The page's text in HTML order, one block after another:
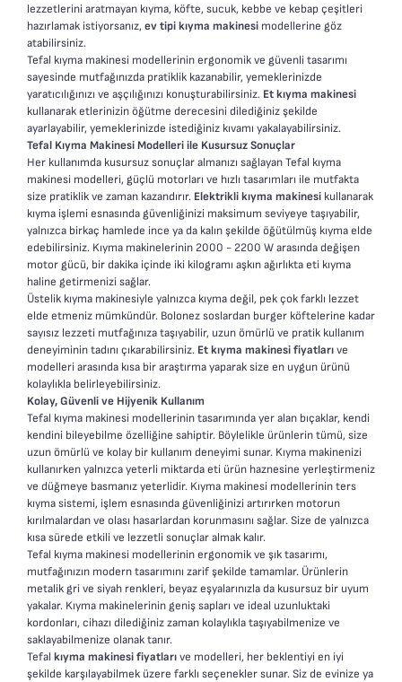
devam ederken motor
kırılmalardan korunur
• İki farklı ızgara ile ince ya
da kalın kıyma
• Kendi kendini bileyen
bıçaklar ile uzun süreli
kıyma kalitesi
• Geniş saplar ile kolay
taşıma ve saklama
• İdeal kordon ve aksesuar
saklama
lezzetlerini aratmayan kıyma, köfte, sucuk, kebbe ve kebap çeşitleri
hazırlamak istiyorsanız, ev tipi kıyma makinesi modellerine göz
atabilirsiniz.
Tefal kıyma makinesi modellerinin ergonomik ve güvenli tasarımı
sayesinde mutfağınızda pratiklik kazanabilir, yemeklerinizde
yaratıcılığınızı ve aşçılığınızı konuşturabilirsiniz. Et kıyma makinesi
kullanarak etlerinizin öğütme derecesini dilediğiniz şekilde
ayarlayabilir, yemeklerinizde istediğiniz kıvamı yakalayabilirsiniz.
Tefal Kıyma Makinesi Modelleri ile Kusursuz Sonuçlar
Her kullanımda kusursuz sonuçlar almanızı sağlayan Tefal kıyma
makinesi modelleri, güçlü motorları ve hızlı tasarımları ile mutfakta
size pratiklik ve zaman kazandırır. Elektrikli kıyma makinesi kullanarak
kıyma işlemi esnasında güvenliğinizi maksimum seviyeye taşıyabilir,
yalnızca birkaç hamlede ince ya da kalın şekilde öğütülmüş kıyma elde
edebilirsiniz. Kıyma makinelerinin 2000 - 2200 W arasında değişen
motor gücü, bir dakika içinde iki kilogramı aşkın ağırlıkta eti kıyma
haline getirmenizi sağlar.
Üstelik kıyma makinesiyle yalnızca kıyma değil, pek çok farklı lezzet
elde etmeniz mümkündür. Bolonez soslardan burger köftelerine kadar
sayısız lezzeti mutfağınıza taşıyabilir, uzun ömürlü ve pratik kullanım
deneyiminin tadını çıkarabilirsiniz. Et kıyma makinesi fiyatlarıve
modelleri arasında kısa bir araştırma yaparak size en uygun ürünü
kolaylıkla belirleyebilirsiniz.
Kolay, Güvenli ve Hijyenik Kullanım
Tefal kıyma makinesi modellerinin tasarımında yer alan bıçaklar, kendi
kendini bileyebilme özelliğine sahiptir. Böylelikle ürünlerin tümü, size
uzun ömürlü ve kolay bir kullanım deneyimi sunar. Kıyma makinenizi
kullanırken yalnızca yeterli miktarda eti ürün haznesine yerleştirmeniz
ve düğmeye basmanız yeterlidir. Kıyma makinesi modellerinin ters
kıyma sistemi, işlem esnasında güvenliğinizi artırırken motorun
kırılmalardan ve olası hasarlardan korunmasını sağlar. Size de yalnızca
kısa sürede etkili ve lezzetli sonuçlar almak kalır.
Tefal kıyma makinesi modellerinin ergonomik ve şık tasarımı,
mutfağınızın modern tasarımını zarif şekilde tamamlar. Ürünlerin
metalik gri ve siyah renkleri, beyaz eşyalarınızla da kusursuz bir uyum
yakalar. Kıyma makinelerinin geniş sapları ve ideal uzunluktaki
kordonları, cihazı dilediğiniz zaman kolaylıkla taşıyabilmenize ve
saklayabilmenize olanak tanır.
Tefal kıyma makinesi fiyatlarıve modelleri, her beklentiyi en iyi
şekilde karşılayabilmek üzere farklı seçenekler sunar. Siz de evinize ya